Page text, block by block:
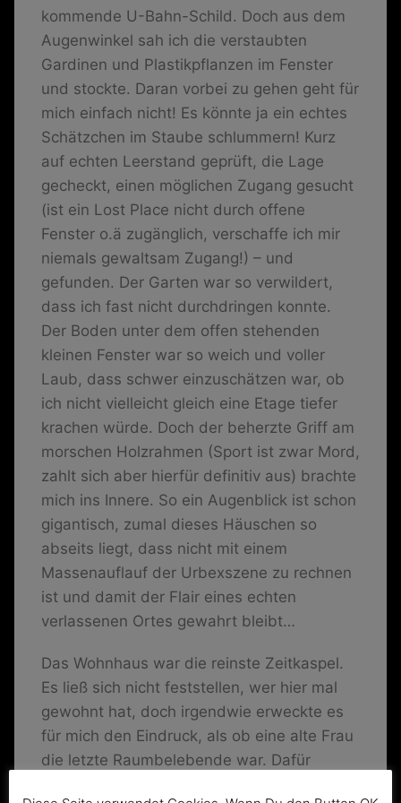
kommende U-Bahn-Schild. Doch aus dem
Augenwinkel sah ich die verstaubten
Gardinen und Plastikpflanzen im Fenster
und stockte. Daran vorbei zu gehen geht für
mich einfach nicht! Es könnte ja ein echtes
Schätzchen im Staube schlummern! Kurz
auf echten Leerstand geprüft, die Lage
gecheckt, einen möglichen Zugang gesucht
(ist ein Lost Place nicht durch offene
Fenster o.ä zugänglich, verschaffe ich mir
niemals gewaltsam Zugang!) – und
gefunden. Der Garten war so verwildert,
dass ich fast nicht durchdringen konnte.
Der Boden unter dem offen stehenden
kleinen Fenster war so weich und voller
Laub, dass schwer einzuschätzen war, ob
ich nicht vielleicht gleich eine Etage tiefer
krachen würde. Doch der beherzte Griff am
morschen Holzrahmen (Sport ist zwar Mord,
zahlt sich aber hierfür definitiv aus) brachte
mich ins Innere. So ein Augenblick ist schon
gigantisch, zumal dieses Häuschen so
abseits liegt, dass nicht mit einem
Massenauflauf der Urbexszene zu rechnen
ist und damit der Flair eines echten
verlassenen Ortes gewahrt bleibt…
Das Wohnhaus war die reinste Zeitkaspel.
Es ließ sich nicht feststellen, wer hier mal
gewohnt hat, doch irgendwie erweckte es
für mich den Eindruck, als ob eine alte Frau
die letzte Raumbelebende war. Dafür